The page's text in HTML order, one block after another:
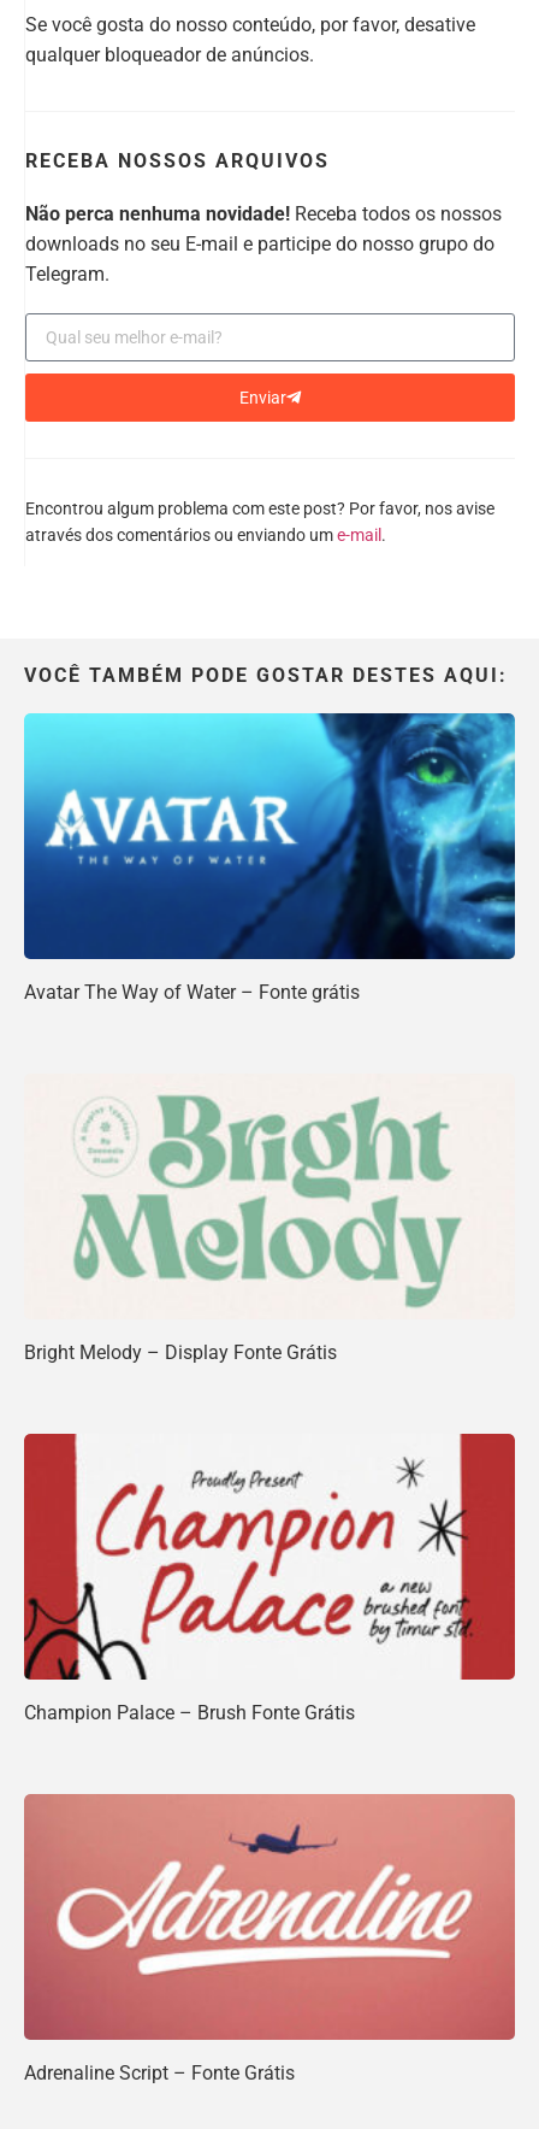
Se você gosta do nosso conteúdo, por favor, desative
qualquer bloqueador de anúncios.
RECEBA NOSSOS ARQUIVOS
Não perca nenhuma novidade! Receba todos os nossos
downloads no seu E-mail e participe do nosso grupo do
Telegram.
Enviar
Encontrou algum problema com este post? Por favor, nos avise
através dos comentários ou enviando ume-mail .
VOCÊ TAMBÉM PODE GOSTAR DESTES AQUI:
Avatar The Way of Water – Fonte grátis
Bright Melody – Display Fonte Grátis
Champion Palace – Brush Fonte Grátis
Adrenaline Script – Fonte Grátis